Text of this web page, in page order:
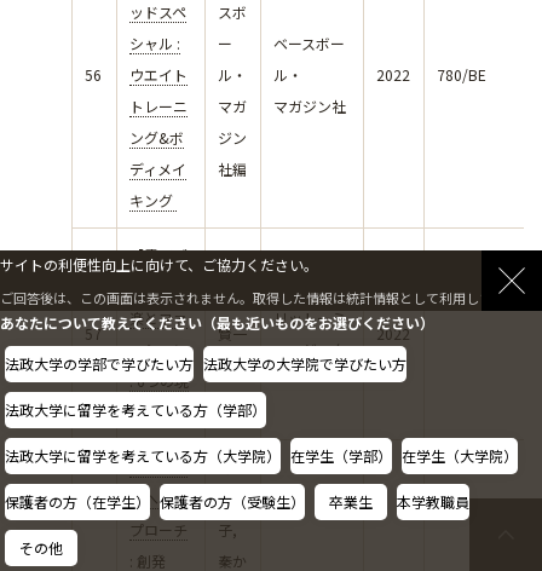
56
ッドスペ
シャル :
ウエイト
トレーニ
ング&ボ
ディメイ
キング
スボ
ー
ル・
マガ
ジン
社編
ベースボー
ル・
マガジン社
2022 780/BE
57
【電子ブ
楽とファ
ッション
: 6つの現
代的視点
青野
賢一
著
リットーミ
ュージック
2022
話しこと
ばへのア
プローチ
: 創発
鈴木
亮
子,
秦か
サイトの利便性向上に向けて、ご協力ください。
ご回答後は、この画面は表示されません。取得した情報は統計情報として利用します。
あなたについて教えてください（最も近いものをお選びください）
法政大学の学部で学びたい方 法政大学の大学院で学びたい方
法政大学に留学を考えている方（学部）
法政大学に留学を考えている方（大学院） 在学生（学部） 在学生（大学院）
保護者の方（在学生） 保護者の方（受験生） 卒業生 本学教職員
その他